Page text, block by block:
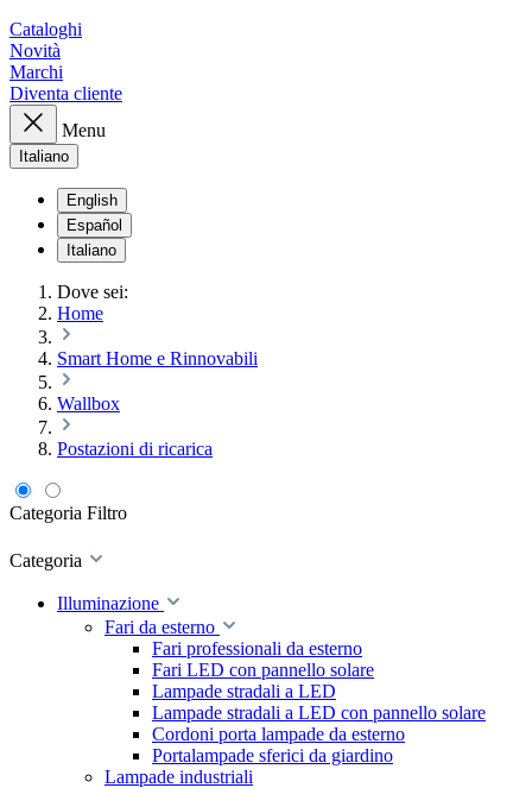
Cataloghi
Novità
Marchi
Diventa cliente
Menu
Italiano
English
Español
Italiano
Dove sei:
Home
Smart Home e Rinnovabili
Wallbox
Postazioni di ricarica
Categoria Filtro
Categoria
Illuminazione
Fari da esterno
Fari professionali da esterno
Fari LED con pannello solare
Lampade stradali a LED
Lampade stradali a LED con pannello solare
Cordoni porta lampade da esterno
Portalampade sferici da giardino
Lampade industriali